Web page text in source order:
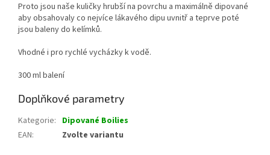
Proto jsou naše kuličky hrubší na povrchu a maximálně dipované
aby obsahovaly co nejvíce lákavého dipu uvnitř a teprve poté
jsou baleny do kelímků.
Vhodné i pro rychlé vycházky k vodě.
300 ml balení
Doplňkové parametry
Kategorie: Dipované Boilies
EAN: Zvolte variantu